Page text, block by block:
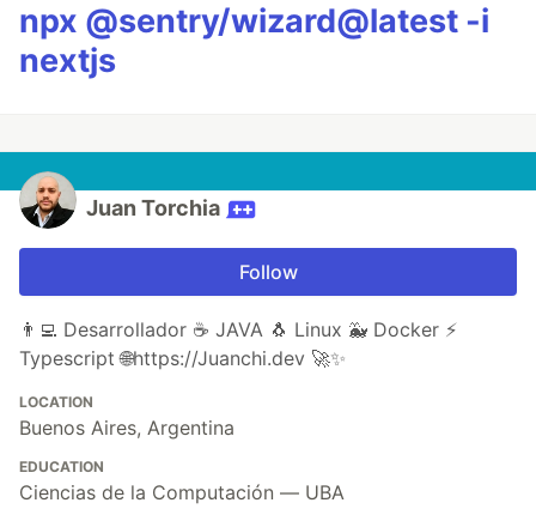
npx @sentry/wizard@latest -i
nextjs
Juan Torchia
Follow
👨‍💻 Desarrollador ☕ JAVA 🐧 Linux 🐳 Docker ⚡
Typescript 🌐https://Juanchi.dev 🚀✨
LOCATION
Buenos Aires, Argentina
EDUCATION
Ciencias de la Computación — UBA